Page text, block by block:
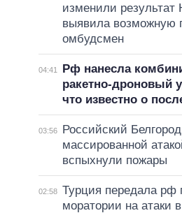
изменили результат
выявила возможную
омбудсмен
04:41
Рф нанесла
ракетно-дроновый
что известно о
03:56
Российский
массированной
вспыхнули пожары
02:58 Турция передала рф
моратории на атаки